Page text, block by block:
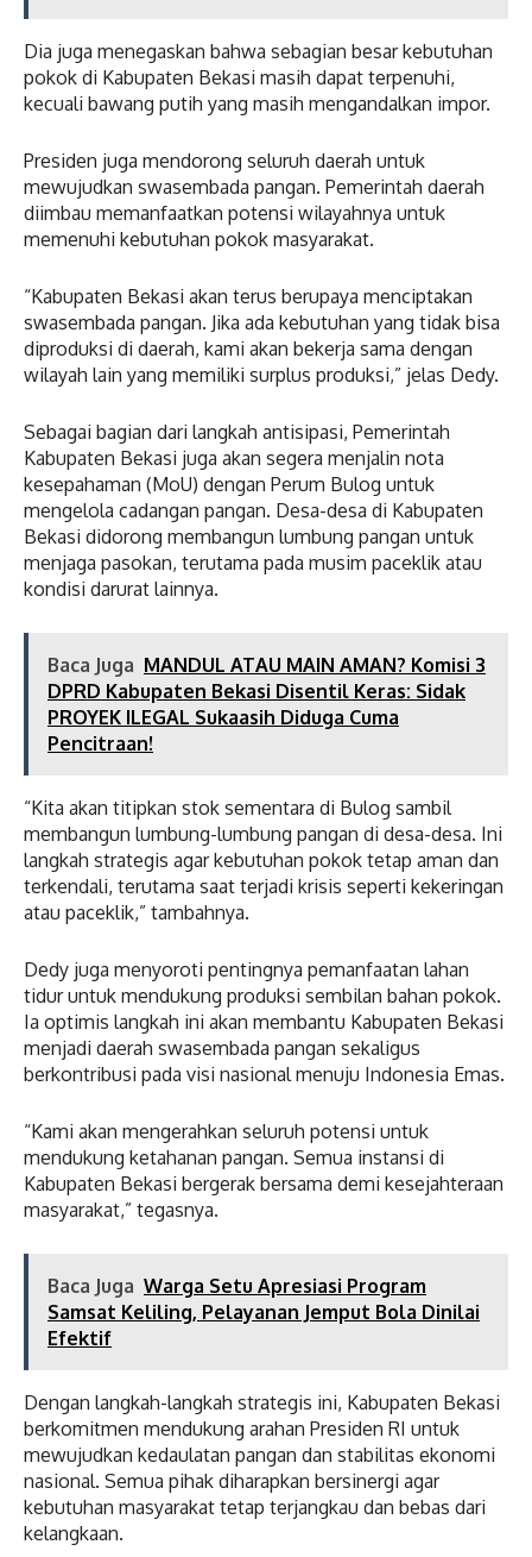
Dia juga menegaskan bahwa sebagian besar kebutuhan
pokok di Kabupaten Bekasi masih dapat terpenuhi,
kecuali bawang putih yang masih mengandalkan impor.
Presiden juga mendorong seluruh daerah untuk
mewujudkan swasembada pangan. Pemerintah daerah
diimbau memanfaatkan potensi wilayahnya untuk
memenuhi kebutuhan pokok masyarakat.
“Kabupaten Bekasi akan terus berupaya menciptakan
swasembada pangan. Jika ada kebutuhan yang tidak bisa
diproduksi di daerah, kami akan bekerja sama dengan
wilayah lain yang memiliki surplus produksi,” jelas Dedy.
Sebagai bagian dari langkah antisipasi, Pemerintah
Kabupaten Bekasi juga akan segera menjalin nota
kesepahaman (MoU) dengan Perum Bulog untuk
mengelola cadangan pangan. Desa-desa di Kabupaten
Bekasi didorong membangun lumbung pangan untuk
menjaga pasokan, terutama pada musim paceklik atau
kondisi darurat lainnya.
Baca Juga MANDUL ATAU MAIN AMAN? Komisi 3
DPRD Kabupaten Bekasi Disentil Keras: Sidak
PROYEK ILEGAL Sukaasih Diduga Cuma
Pencitraan!
“Kita akan titipkan stok sementara di Bulog sambil
membangun lumbung-lumbung pangan di desa-desa. Ini
langkah strategis agar kebutuhan pokok tetap aman dan
terkendali, terutama saat terjadi krisis seperti kekeringan
atau paceklik,” tambahnya.
Dedy juga menyoroti pentingnya pemanfaatan lahan
tidur untuk mendukung produksi sembilan bahan pokok.
Ia optimis langkah ini akan membantu Kabupaten Bekasi
menjadi daerah swasembada pangan sekaligus
berkontribusi pada visi nasional menuju Indonesia Emas.
“Kami akan mengerahkan seluruh potensi untuk
mendukung ketahanan pangan. Semua instansi di
Kabupaten Bekasi bergerak bersama demi kesejahteraan
masyarakat,” tegasnya.
Baca Juga Warga Setu Apresiasi Program
Samsat Keliling, Pelayanan Jemput Bola Dinilai
Efektif
Dengan langkah-langkah strategis ini, Kabupaten Bekasi
berkomitmen mendukung arahan Presiden RI untuk
mewujudkan kedaulatan pangan dan stabilitas ekonomi
nasional. Semua pihak diharapkan bersinergi agar
kebutuhan masyarakat tetap terjangkau dan bebas dari
kelangkaan.